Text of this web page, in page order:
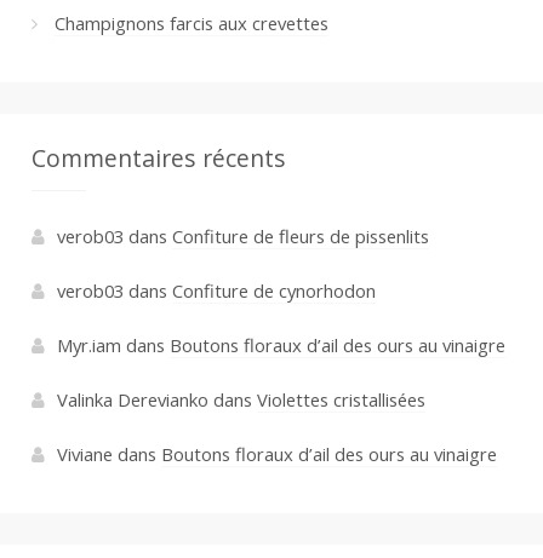
Champignons farcis aux crevettes
Commentaires récents
verob03 dans Confiture de fleurs de pissenlits
verob03 dans Confiture de cynorhodon
Myr.iam dans Boutons floraux d’ail des ours au vinaigre
Valinka Derevianko dans Violettes cristallisées
Viviane dans Boutons floraux d’ail des ours au vinaigre